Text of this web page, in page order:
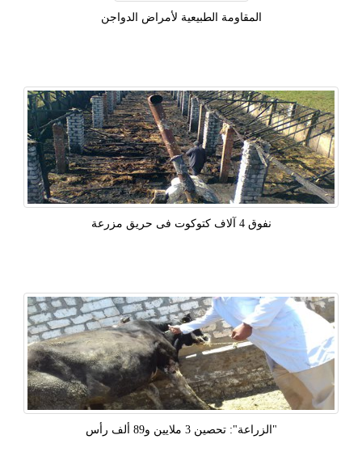
المقاومة الطبيعية لأمراض الدواجن
نفوق 4 آلاف كتوكوت فى حريق مزرعة
"الزراعة": تحصين 3 ملايين و89 ألف رأس